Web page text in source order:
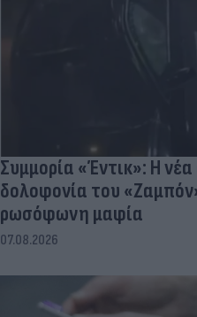
Συμμορία «Έντικ»: Η
δολοφονία του
ρωσόφωνη μαφία
07.08.2026